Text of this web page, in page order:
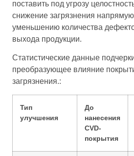
поставить под угрозу
снижение загрязнения
уменьшению количества
выхода продукции.
Статистические данные
преобразующее влияние
загрязнения.:
Тип
улучшения
До
нанесения
CVD-
покрытия